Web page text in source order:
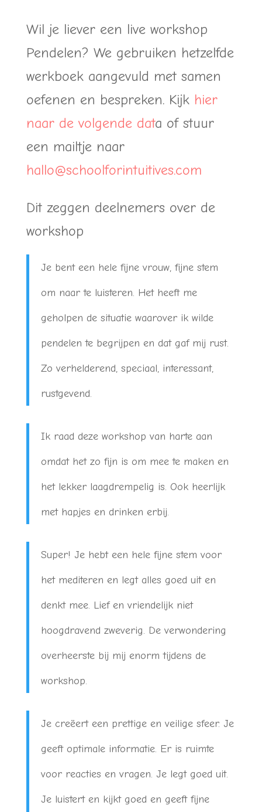
Wil je liever een live workshop
Pendelen? We gebruiken hetzelfde
werkboek aangevuld met samen
oefenen en bespreken. Kijk hier
naar de volgende data of stuur
een mailtje naar
hallo@schoolforintuitives.com
Dit zeggen deelnemers over de
workshop
Je bent een hele fijne vrouw, fijne stem
om naar te luisteren. Het heeft me
geholpen de situatie waarover ik wilde
pendelen te begrijpen en dat gaf mij rust.
Zo verhelderend, speciaal, interessant,
rustgevend.
Ik raad deze workshop van harte aan
omdat het zo fijn is om mee te maken en
het lekker laagdrempelig is. Ook heerlijk
met hapjes en drinken erbij.
Super! Je hebt een hele fijne stem voor
het mediteren en legt alles goed uit en
denkt mee. Lief en vriendelijk niet
hoogdravend zweverig. De verwondering
overheerste bij mij enorm tijdens de
workshop.
Je creëert een prettige en veilige sfeer. Je
geeft optimale informatie. Er is ruimte
voor reacties en vragen. Je legt goed uit.
Je luistert en kijkt goed en geeft fijne